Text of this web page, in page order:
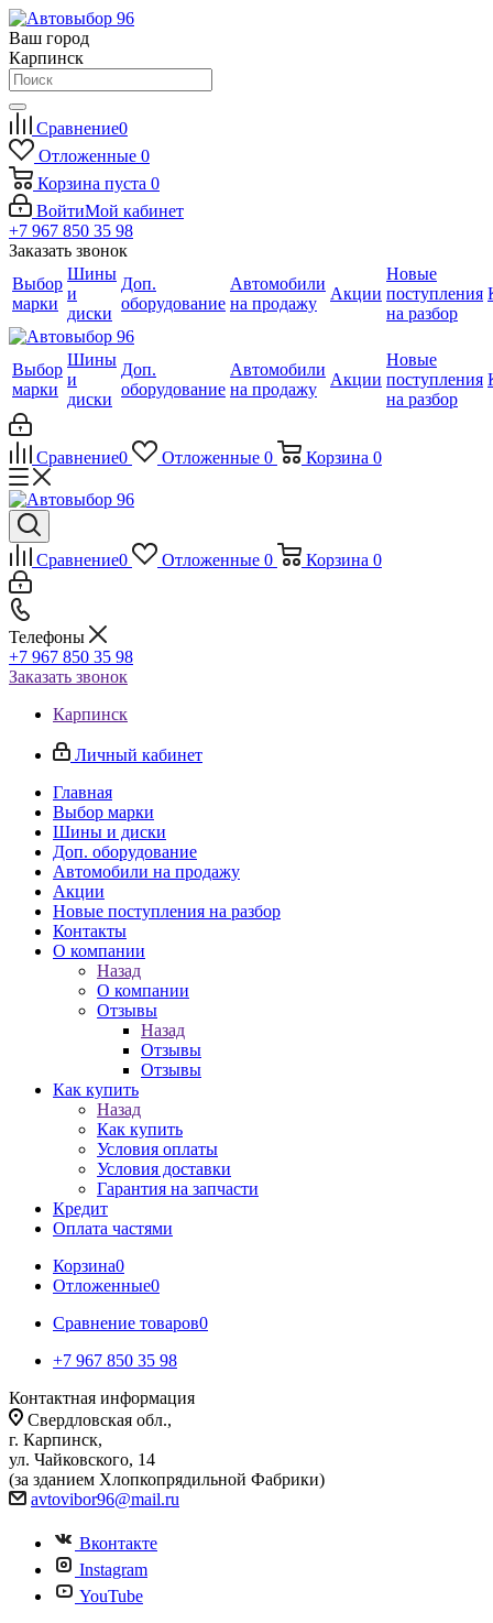
Ваш город
Карпинск
Сравнение0
Отложенные 0
Корзина пуста 0
ВойтиМой кабинет
+7 967 850 35 98
Заказать звонок
Выбор
марки
Шины
и
диски
Доп.
оборудование
Автомобили
на продажу
Акции
Новые
поступления
на разбор
Выбор
марки
Шины
и
диски
Доп.
оборудование
Автомобили
на продажу
Акции
Новые
поступления
на разбор
Сравнение0 Отложенные 0 Корзина 0
Сравнение0 Отложенные 0 Корзина 0
Телефоны
+7 967 850 35 98
Заказать звонок
Карпинск
Личный кабинет
Главная
Выбор марки
Шины и диски
Доп. оборудование
Автомобили на продажу
Акции
Новые поступления на разбор
Контакты
О компании
Назад
О компании
Отзывы
Назад
Отзывы
Отзывы
Как купить
Назад
Как купить
Условия оплаты
Условия доставки
Гарантия на запчасти
Кредит
Оплата частями
Корзина0
Отложенные0
Сравнение товаров0
+7 967 850 35 98
Контактная информация
Свердловская обл.,
г. Карпинск,
ул. Чайковского, 14
(за зданием Хлопкопрядильной Фабрики)
avtovibor96@mail.ru
Вконтакте
Instagram
YouTube